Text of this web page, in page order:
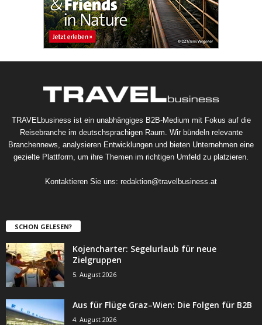
TRAVELbusiness ist ein unabhängiges B2B-Medium mit Fokus auf die
Reisebranche im deutschsprachigen Raum. Wir bündeln relevante
Branchennews, analysieren Entwicklungen und bieten Unternehmen eine
gezielte Plattform, um ihre Themen im richtigen Umfeld zu platzieren.
Kontaktieren Sie uns: redaktion@travelbusiness.at
SCHON GELESEN?
Kojencharter: Segelurlaub für neue
Zielgruppen
5. August 2026
Aus für Flüge Graz–Wien: Die Folgen für B2B
4. August 2026